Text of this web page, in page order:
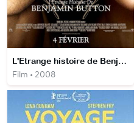
L'Etrange histoire de Benjamin Button
Film • 2008